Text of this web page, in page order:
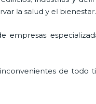
la salud y el bienestar.
empresas
de todo